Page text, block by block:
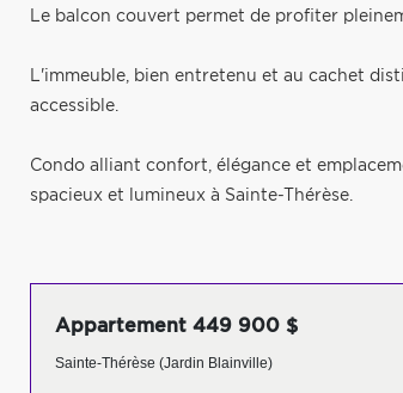
Le balcon couvert permet de profiter
L'immeuble, bien entretenu et au cachet
accessible.
Condo alliant confort, élégance et
spacieux et lumineux à Sainte-Thérèse.
Appartement 449 900 $
Sainte-Thérèse (Jardin Blainville)